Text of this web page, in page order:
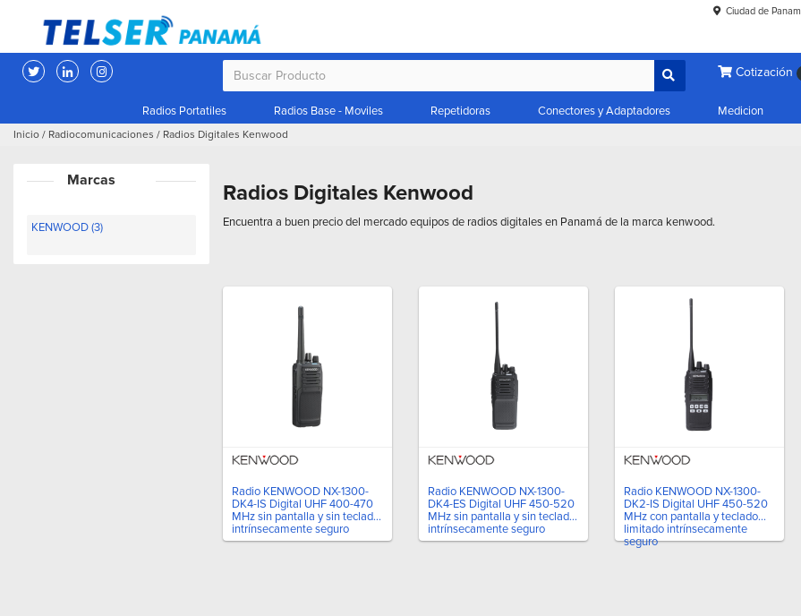
Ciudad de
Cotización
Radios Portatiles Radios Base - Moviles Repetidoras Conectores y Adaptadores Medicion
Inicio / Radiocomunicaciones / Radios Digitales Kenwood
Marcas
KENWOOD (3)
Radios Digitales Kenwood
Encuentra a buen precio del mercado equipos de radios digitales en Panamá de la marca kenwood.
Radio KENWOOD NX-1300-
DK4-IS Digital UHF 400-470
MHz sin pantalla y sin teclado
intrínsecamente seguro
Radio KENWOOD NX-1300-
DK4-ES Digital UHF 450-520
MHz sin pantalla y sin teclado
intrínsecamente seguro
Radio KENWOOD NX-1300-
DK2-IS Digital UHF 450-520
MHz con pantalla y teclado
limitado intrínsecamente
seguro